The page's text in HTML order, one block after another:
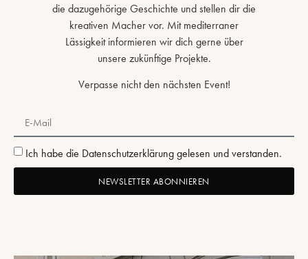
die dazugehörige Geschichte und stellen dir die
kreativen Macher vor. Mit mediterraner
Lässigkeit informieren wir dich gerne über
unsere zukünftige Projekte.
Verpasse nicht den nächsten Event!
Ich habe die Datenschutzerklärung gelesen und verstanden.
NEWSLETTER ABONNIEREN